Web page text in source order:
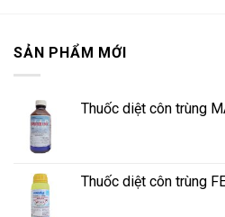
SẢN PHẨM MỚI
Thuốc diệt côn trùng
Thuốc diệt côn trùng